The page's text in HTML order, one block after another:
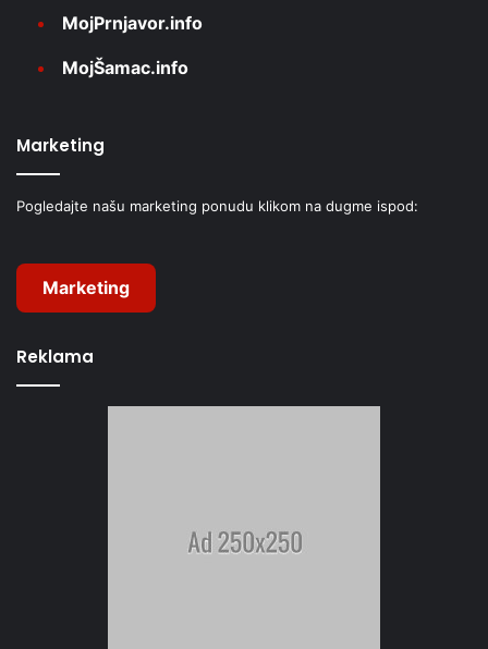
MojPrnjavor.info
MojŠamac.info
Marketing
Pogledajte našu marketing ponudu klikom na dugme ispod:
Marketing
Reklama